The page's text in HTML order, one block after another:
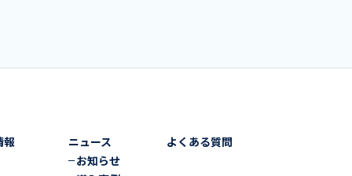
報
ニュース
お知らせ
よくある質問